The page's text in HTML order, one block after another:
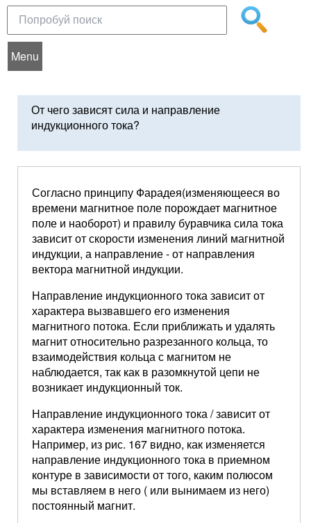
Menu
От чего зависят сила и направление
индукционного тока?
Согласно принципу Фарадея(изменяющееся во
времени магнитное поле порождает магнитное
поле и наоборот) и правилу буравчика сила тока
зависит от скорости изменения линий магнитной
индукции, а направление - от направления
вектора магнитной индукции.
Направление индукционного тока зависит от
характера вызвавшего его изменения
магнитного потока. Если приближать и удалять
магнит относительно разрезанного кольца, то
взаимодействия кольца с магнитом не
наблюдается, так как в разомкнутой цепи не
возникает индукционный ток.
Направление индукционного тока / зависит от
характера изменения магнитного потока.
Например, из рис. 167 видно, как изменяется
направление индукционного тока в приемном
контуре в зависимости от того, каким полюсом
мы вставляем в него ( или вынимаем из него)
постоянный магнит.